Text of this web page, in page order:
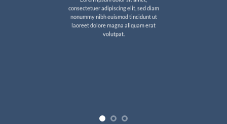
consectetuer adipiscing elit, sed diam
nonummy nibh euismod tincidunt ut
laoreet dolore magna aliquam erat
volutpat.